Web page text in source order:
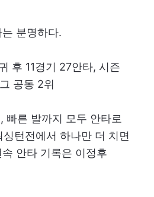
분명하다.
후 11경기 27안타, 시즌
공동 2위
빠른 발까지 모두 안타로
턴전에서 하나만 더 치면
안타 기록은 이정후